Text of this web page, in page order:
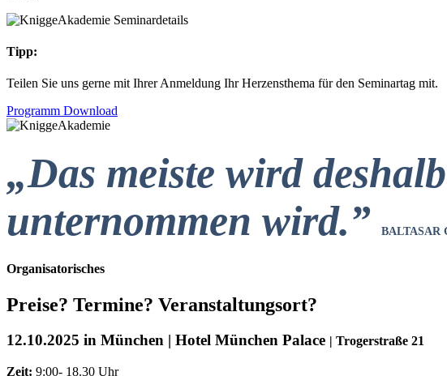
Tipp:
Teilen Sie uns gerne mit Ihrer Anmeldung Ihr Herzensthema für den Seminartag mit.
Programm Download
„Das meiste wird
unternommen wird.”
BALTASAR
Organisatorisches
Preise? Termine? Veranstaltungsort?
12.10.2025 in München | Hotel München Palace | Trogerstraße 21
Zeit: 9:00- 18.30 Uhr